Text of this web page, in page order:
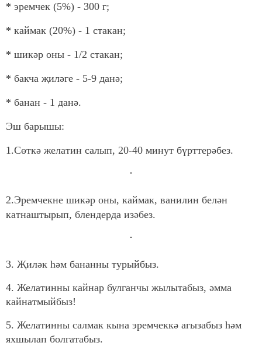
* эремчек (5%) - 300 г;
* каймак (20%) - 1 стакан;
* шикәр оны - 1/2 стакан;
* бакча җиләге - 5-9 данә;
* банан - 1 данә.
Эш барышы:
1.Сөткә желатин салып, 20-40 минут бүрттерәбез.
2.Эремчекне шикәр оны, каймак, ванилин белән
катнаштырып, блендерда изәбез.
3. Җиләк һәм бананны турыйбыз.
4. Желатинны кайнар булганчы жылытабыз, әмма
кайнатмыйбыз!
5. Желатинны салмак кына эремчеккә агызабыз һәм
яхшылап болгатабыз.